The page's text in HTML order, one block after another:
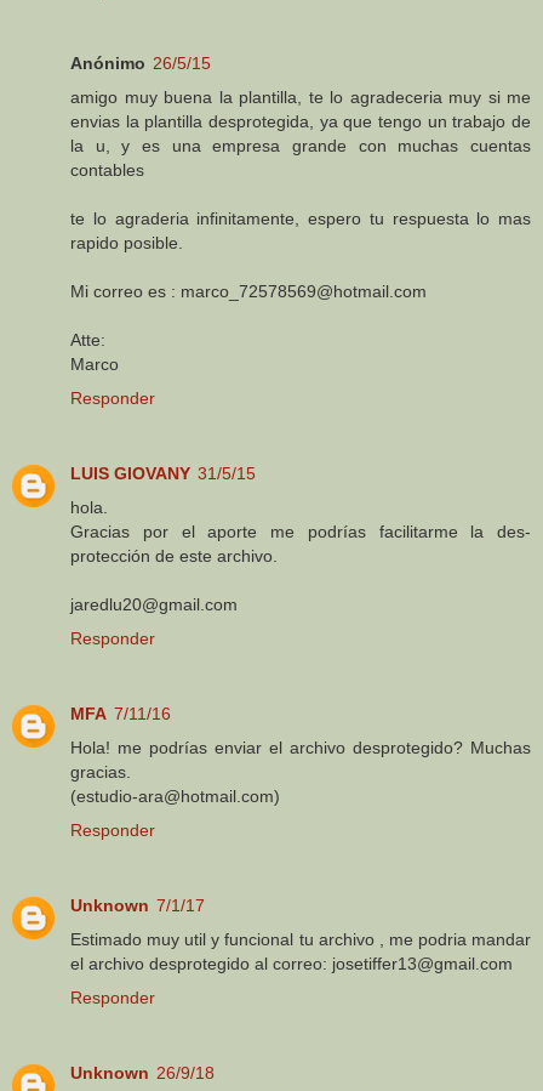
Anónimo 26/5/15
amigo muy buena la plantilla, te lo agradeceria muy si me
envias la plantilla desprotegida, ya que tengo un trabajo de
la u, y es una empresa grande con muchas cuentas
contables
te lo agraderia infinitamente, espero tu respuesta lo mas
rapido posible.
Mi correo es : marco_72578569@hotmail.com
Atte:
Marco
Responder
LUIS GIOVANY 31/5/15
hola.
Gracias por el aporte me podrías facilitarme la des-
protección de este archivo.
jaredlu20@gmail.com
Responder
MFA 7/11/16
Hola! me podrías enviar el archivo desprotegido? Muchas
gracias.
(estudio-ara@hotmail.com)
Responder
Unknown 7/1/17
Estimado muy util y funcional tu archivo , me podria mandar
el archivo desprotegido al correo: josetiffer13@gmail.com
Responder
Unknown 26/9/18